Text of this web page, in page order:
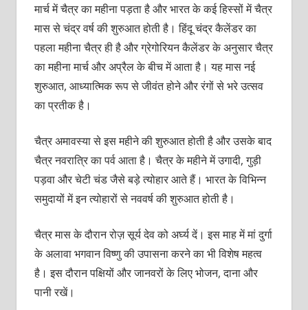
मार्च में चैत्र का महीना पड़ता है और भारत के कई हिस्‍सों में चैत्र
मास से चंद्र वर्ष की शुरुआत होती है। हिंदू चंद्र कैलेंडर का
पहला महीना चैत्र ही है और ग्रेगोरियन कैलेंडर के अनुसार चैत्र
का महीना मार्च और अप्रैल के बीच में आता है। यह मास नई
शुरुआत, आध्‍यात्मिक रूप से जीवंत होने और रंगों से भरे उत्‍सव
का प्रतीक है।
चैत्र अमावस्‍या से इस महीने की शुरुआत होती है और उसके बाद
चैत्र नवरात्रि का पर्व आता है। चैत्र के महीने में उगादी, गुड़ी
पड़वा और चेटी चंड जैसे बड़े त्‍योहार आते हैं। भारत के विभिन्‍न
समुदायों में इन त्‍योहारों से नववर्ष की शुरुआत होती है।
चैत्र मास के दौरान रोज़ सूर्य देव को अर्घ्‍य दें। इस माह में मां दुर्गा
के अलावा भगवान विष्‍णु की उपासना करने का भी विशेष महत्‍व
है। इस दौरान पक्षियों और जानवरों के लिए भोजन, दाना और
पानी रखें।